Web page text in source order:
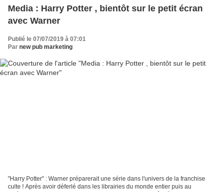
Media : Harry Potter , bientôt sur le petit écran
avec Warner
Publié le 07/07/2019 à 07:01
Par new pub marketing
"Harry Potter" : Warner préparerait une série dans l'univers de la franchise
culte ! Après avoir déferlé dans les librairies du monde entier puis au